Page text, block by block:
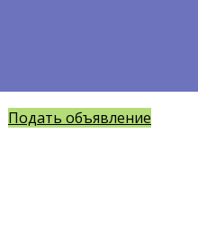
Подать объявление